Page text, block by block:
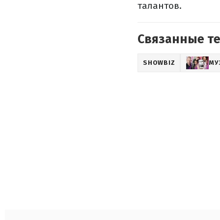
талантов.
Связанные
SHOWBIZ